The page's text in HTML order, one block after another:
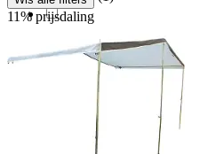
Outwell(10)
(7)
Redwood
11% prijsdaling